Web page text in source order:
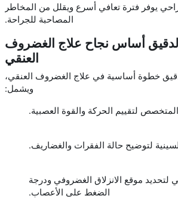
يوفر فترة تعافي أسرع ويقلل من المخاطر
المصاحبة للجراحة.
أساس نجاح علاج الغضروف
العنقي
خطوة أساسية في علاج الغضروف العنقي،
ويشمل:
لتقييم الحركة والقوة العصبية.
لتوضيح حالة الفقرات والغضاريف.
لتحديد موقع الانزلاق الغضروفي ودرجة
الضغط على الأعصاب.